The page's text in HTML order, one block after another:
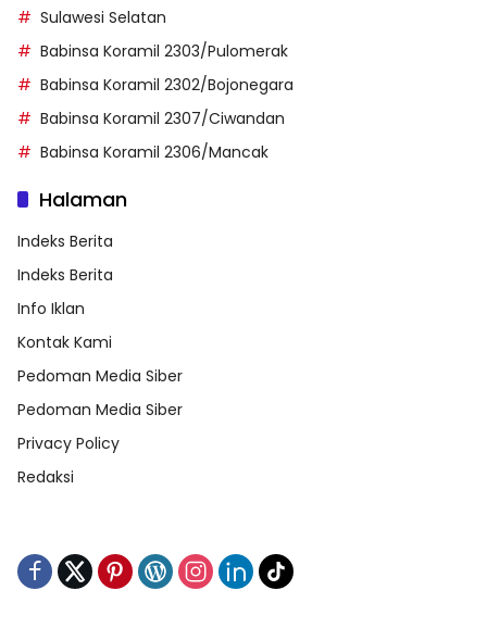
Sulawesi Selatan
Babinsa Koramil 2303/Pulomerak
Babinsa Koramil 2302/Bojonegara
Babinsa Koramil 2307/Ciwandan
Babinsa Koramil 2306/Mancak
Halaman
Indeks Berita
Indeks Berita
Info Iklan
Kontak Kami
Pedoman Media Siber
Pedoman Media Siber
Privacy Policy
Redaksi